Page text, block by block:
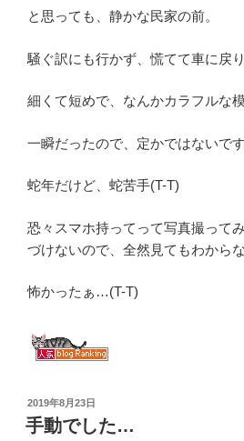
と思っても、静かな民家の前。
騒ぐ訳にも行かず、慌てて車に戻
細くて短めで、なんかカラフルな
一瞬だったので、定かではないで
蛇年だけど、蛇苦手(T-T)
恐々スマホ持ってって写真撮って
づけないので、全然見てもわから
怖かったぁ…(T-T)
投
稿
日:
2019年8月23日
手動でした…